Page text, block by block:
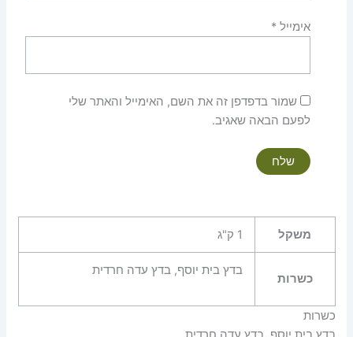
אימייל *
שמור בדפדפן זה את השם, האימייל והאתר שלי
לפעם הבאה שאגיב.
משקל 1 ק"ג
כשרות
בדץ בית יוסף, בדץ עדה חרדית
כשרות